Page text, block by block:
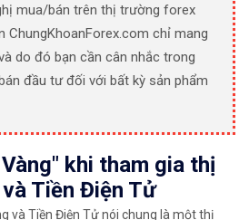
mua/bán trên thị trường forex
ChungKhoanForex.com chỉ mang
do đó bạn cần cân nhắc trong
đầu tư đối với bất kỳ sản phẩm
khi tham gia thị
Tiền Điện Tử
và Tiền Điện Tử nói chung là một thị